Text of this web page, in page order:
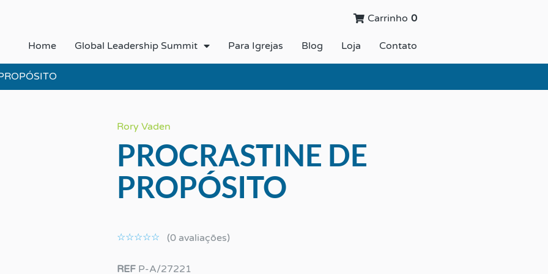
Carrinho 0
Home Global Leadership Summit Para Igrejas Blog Loja Contato
Rory Vaden
PROCRASTINE DE
PROPÓSITO
☆☆☆☆☆
como
5
(0 avaliaçōes)
REF P-A/27221